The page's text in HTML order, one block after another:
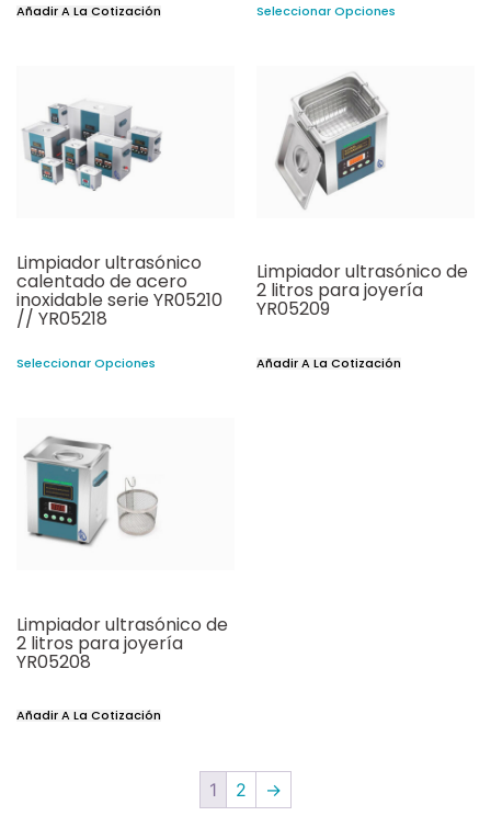
Añadir A La Cotización Seleccionar Opciones
Limpiador ultrasónico
calentado de acero
inoxidable serie YR05210
// YR05218
Seleccionar Opciones
Limpiador ultrasónico de
2 litros para joyería
YR05209
Añadir A La Cotización
Limpiador ultrasónico de
2 litros para joyería
YR05208
Añadir A La Cotización
1 2 →